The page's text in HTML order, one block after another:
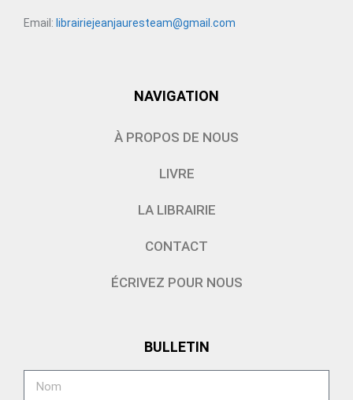
Email: librairiejeanjauresteam@gmail.com
NAVIGATION
À PROPOS DE NOUS
LIVRE
LA LIBRAIRIE
CONTACT
ÉCRIVEZ POUR NOUS
BULLETIN